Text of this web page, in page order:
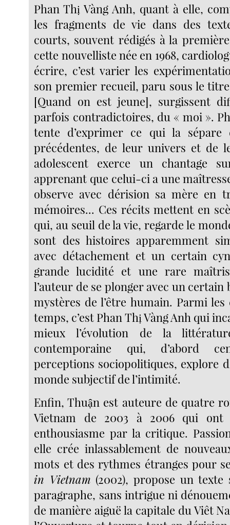
Phan Thị Vàng Anh, quant à elle,
les fragments de vie dans des
courts, souvent rédigés à la
cette nouvelliste née en 1968,
écrire, c’est varier les
son premier recueil, paru sous le
[Quand on est jeune], surgissent
parfois contradictoires, du « moi ».
tente d’exprimer ce qui la sépare
précédentes, de leur univers et de
adolescent exerce un chantage
apprenant que celui-ci a une
observe avec dérision sa mère en
mémoires... Ces récits mettent en
qui, au seuil de la vie, regarde le
sont des histoires apparemment
avec détachement et un certain
grande lucidité et une rare
l’auteur de se plonger avec un certain
mystères de l’être humain. Parmi
temps, c’est Phan Thị Vàng Anh qui
mieux l’évolution de la
contemporaine qui, d’abord
perceptions sociopolitiques, explore
monde subjectif de l’intimité.
Enfin, Thuận est auteure de quatre
Vietnam de 2003 à 2006 qui ont
enthousiasme par la critique.
elle crée inlassablement de
mots et des rythmes étranges pour
in Vietnam (2002), propose un
paragraphe, sans intrigue ni
de manière aiguë la capitale du Viêt